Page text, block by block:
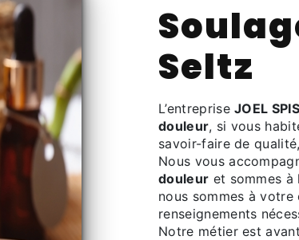
Soulagement douleur à
Seltz
L’entrepriseJOEL
douleur, si vous
savoir-faire de
Nous vous
douleur et sommes à
nous sommes à
renseignements
Notre métier est